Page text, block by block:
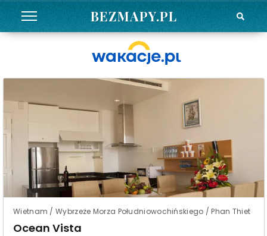
BEZMAPY.PL
Wietnam / Wybrzeże Morza Południowochińskiego / Phan Thiet
Ocean Vista